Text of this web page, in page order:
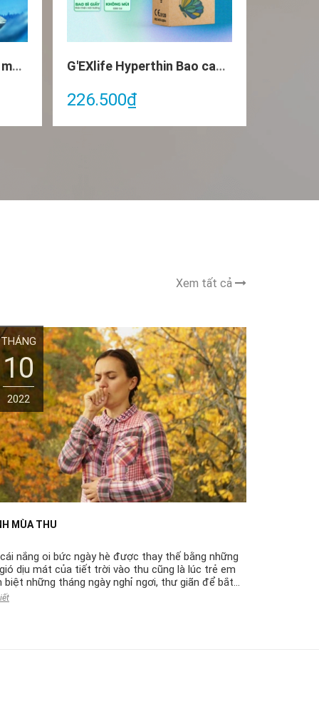
NHẬP MÃ GIẢM GIÁ để mua Gói Trải Nghiệm 2 tháng - Combo 2 chai VitaOmega3 chai 60 viên G'EXlife Hyperthin Bao cao su (Hộp 12 cái)
226.500₫
Xem tất cả
THÁNG
10
2022
MÙA THU
nắng oi bức ngày hè được thay thế bằng những
dịu mát của tiết trời vào thu cũng là lúc trẻ em
biệt những tháng ngày nghỉ ngơi, thư giãn để bắt
một năm học mới. Thời điểm này...